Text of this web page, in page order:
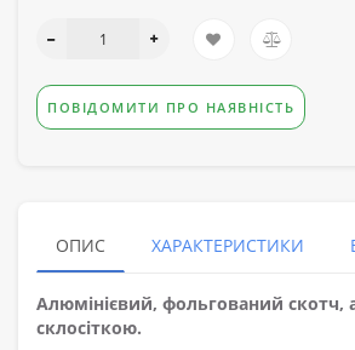
ПОВІДОМИТИ ПРО НАЯВНІСТЬ
ОПИС ХАРАКТЕРИСТИКИ
Алюмінієвий, фольгований скотч,
склосіткою.